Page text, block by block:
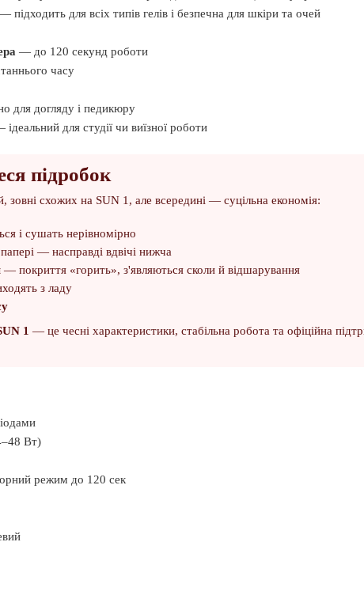
— підходить для всіх типів гелів і безпечна для шкіри та очей
— до 120 секунд роботи
часу
для догляду і педикюру
для студії чи виїзної роботи
підробок
зовні схожих на SUN 1, але всередині — суцільна економія:
і сушать нерівномірно
— насправді вдвічі нижча
— покриття «горить», з'являються сколи й відшарування
з ладу
1 — це чесні характеристики, стабільна робота та офіційна
Вт)
режим до 120 сек